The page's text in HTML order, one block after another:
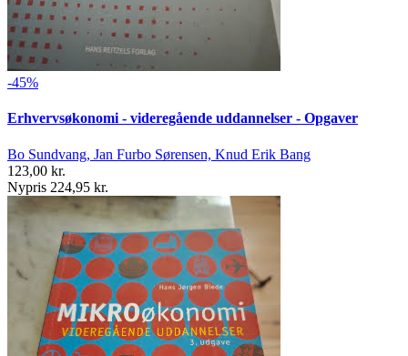
-45%
Erhvervsøkonomi - videregående uddannelser - Opgaver
Bo Sundvang, Jan Furbo Sørensen, Knud Erik Bang
123,00 kr.
Nypris 224,95 kr.